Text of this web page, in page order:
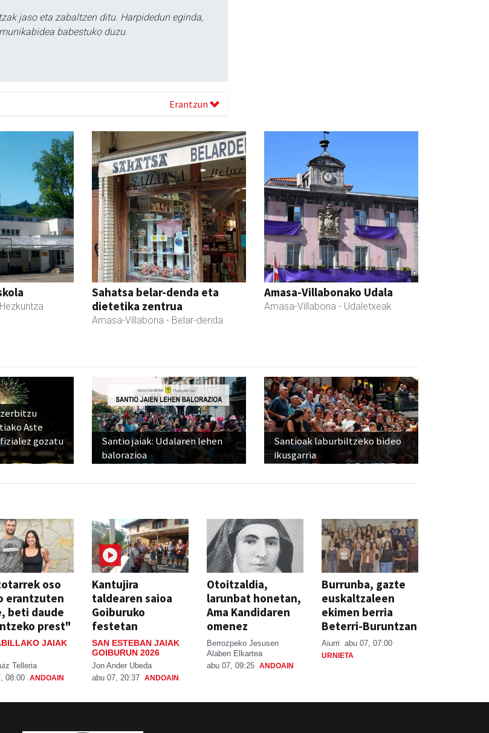
jaso eta zabaltzen ditu. Harpidedun eginda,
babestuko duzu.
Erantzun
Sahatsa belar-denda eta
dietetika zentrua
Amasa-Villabona - Belar-denda
Amasa-Villabonako Udala
Amasa-Villabona - Udaletxeak
Aste
gozatu
Santio jaiak: Udalaren lehen
balorazioa
Santioak laburbiltzeko bideo
ikusgarria
oso
erantzuten
beti daude
prest"
JAIAK
Telleria
08:00 ANDOAIN
Kantujira
taldearen saioa
Goiburuko
festetan
SAN ESTEBAN JAIAK
GOIBURUN 2026
Jon Ander Ubeda
abu 07, 20:37 ANDOAIN
Otoitzaldia,
larunbat honetan,
Ama Kandidaren
omenez
Berrozpeko Jesusen
Alaben Elkartea
abu 07, 09:25 ANDOAIN
Burrunba, gazte
euskaltzaleen
ekimen berria
Beterri-Buruntzan
Aiurri abu 07, 07:00
URNIETA